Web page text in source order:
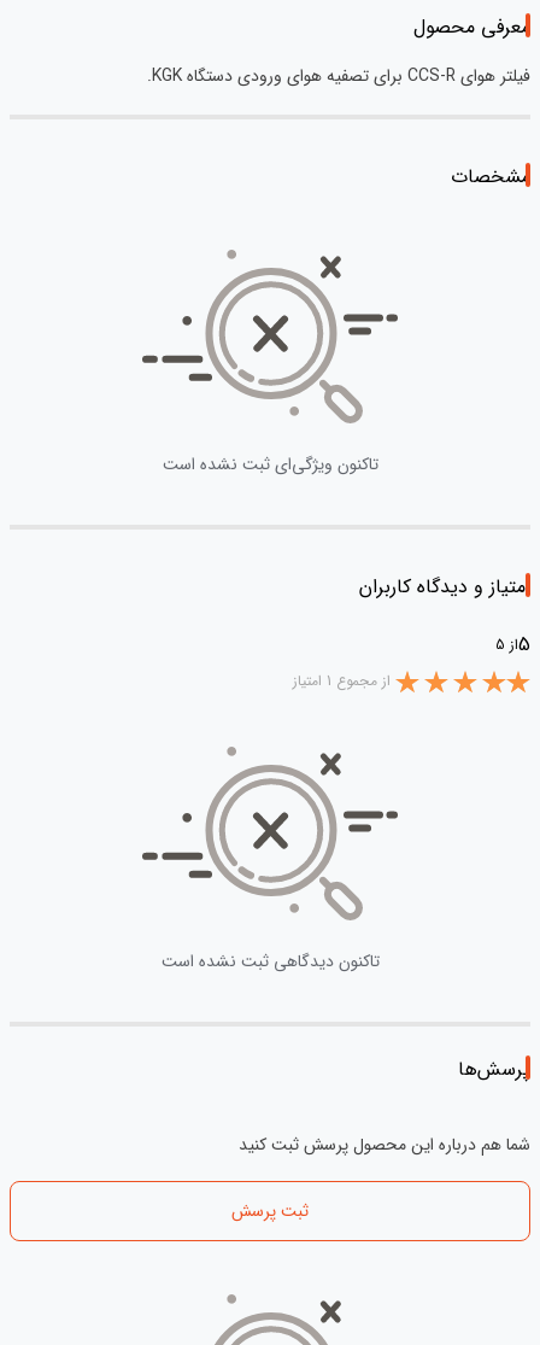
معرفی محصول
فیلتر هوای CCS-R برای تصفیه هوای ورودی دستگاه KGK.
مشخصات
تاکنون ویژگی‌ای ثبت نشده است
امتیاز و دیدگاه کاربران
5از 5
از مجموع 1 امتیاز
تاکنون دیدگاهی ثبت نشده است
پرسش‌ها
شما هم درباره این محصول پرسش ثبت کنید
ثبت پرسش